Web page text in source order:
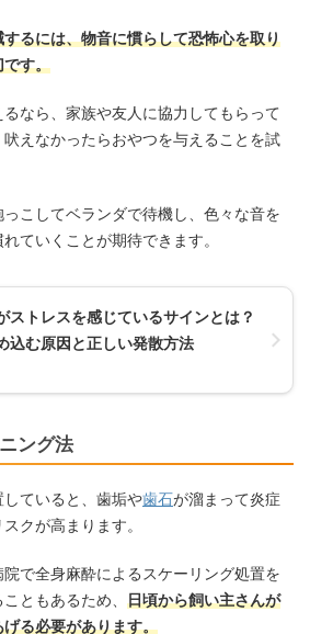
るには、物音に慣らして恐怖心を取り
です。
なら、家族や友人に協力してもらって
えなかったらおやつを与えることを試
こしてベランダで待機し、色々な音を
ていくことが期待できます。
ストレスを感じているサインとは？
込む原因と正しい発散方法
ング法
ていると、歯垢や歯石が溜まって炎症
クが高まります。
で全身麻酔によるスケーリング処置を
ともあるため、 日頃から飼い主さんが
る必要があります。